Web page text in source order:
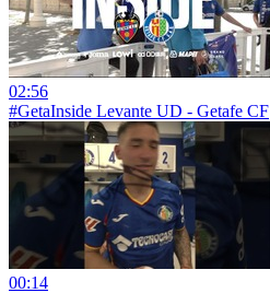
02:56
#GetaInside Levante UD - Getafe CF
00:14